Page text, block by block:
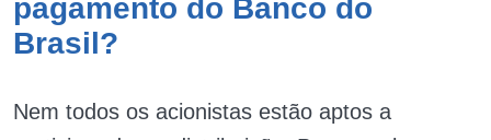
pagamento do Banco do
Brasil?
Nem todos os acionistas estão aptos a